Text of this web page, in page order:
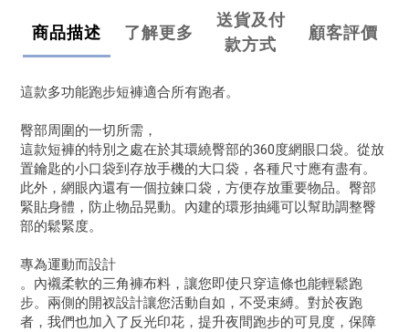
商品描述 了解更多
送貨及付
款方式
顧客評價
這款多功能跑步短褲適合所有跑者。
臀部周圍的一切所需，
這款短褲的特別之處在於其環繞臀部的360度網眼口袋。從放
置鑰匙的小口袋到存放手機的大口袋，各種尺寸應有盡有。
此外，網眼內還有一個拉鍊口袋，方便存放重要物品。臀部
緊貼身體，防止物品晃動。內建的環形抽繩可以幫助調整臀
部的鬆緊度。
專為運動而設計
。內襯柔軟的三角褲布料，讓您即使只穿這條也能輕鬆跑
步。兩側的開衩設計讓您活動自如，不受束縛。對於夜跑
者，我們也加入了反光印花，提升夜間跑步的可見度，保障